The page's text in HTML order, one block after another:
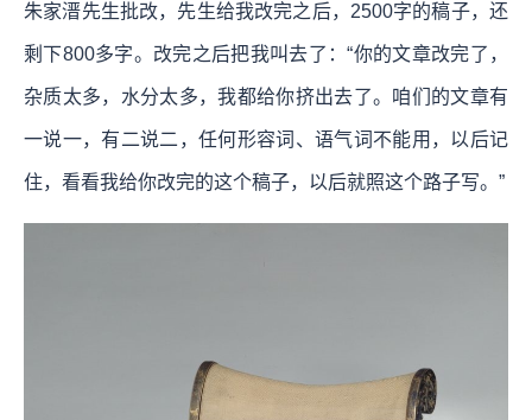
朱家溍先生批改，先生给我改完之后，2500字的稿子，还
剩下800多字。改完之后把我叫去了：“你的文章改完了，
杂质太多，水分太多，我都给你挤出去了。咱们的文章有
一说一，有二说二，任何形容词、语气词不能用，以后记
住，看看我给你改完的这个稿子，以后就照这个路子写。”